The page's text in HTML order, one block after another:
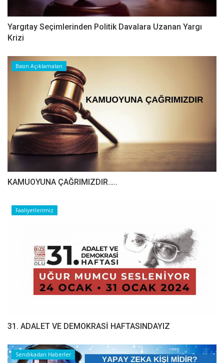
Yargıtay Seçimlerinden Politik Davalara Uzanan Yargı
Krizi
Basın Açıklamaları
​​​​​​​KAMUOYUNA ÇAĞRIMIZDIR…..
Faaliyetlerimiz
31. ADALET VE DEMOKRASİ HAFTASINDAYIZ
Sendikadan Haberler